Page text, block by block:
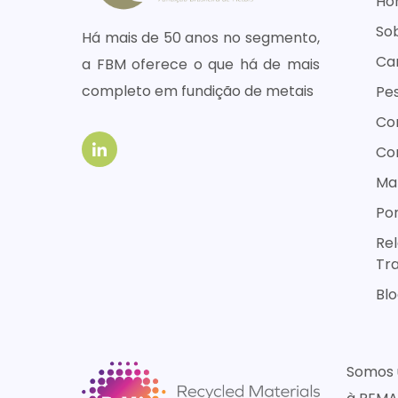
Há mais de 50 anos no segmento,
a FBM oferece o que há de mais
completo em fundição de metais